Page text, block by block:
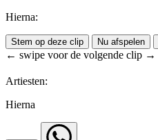
Hierna:
Stem op deze clip Nu afspelen
← swipe voor de volgende clip →
Artiesten:
Hierna